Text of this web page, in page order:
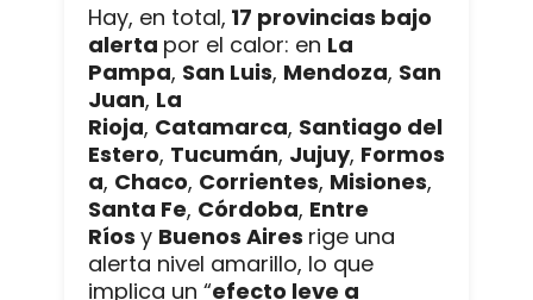
Hay, en total, 17 provincias bajo
alerta por el calor: en La
Pampa, San Luis, Mendoza, San
Juan, La
Rioja, Catamarca, Santiago del
Estero, Tucumán, Jujuy, Formos
a, Chaco, Corrientes, Misiones,
Santa Fe, Córdoba, Entre
Ríos y Buenos Aires rige una
alerta nivel amarillo, lo que
implica un “efecto leve a